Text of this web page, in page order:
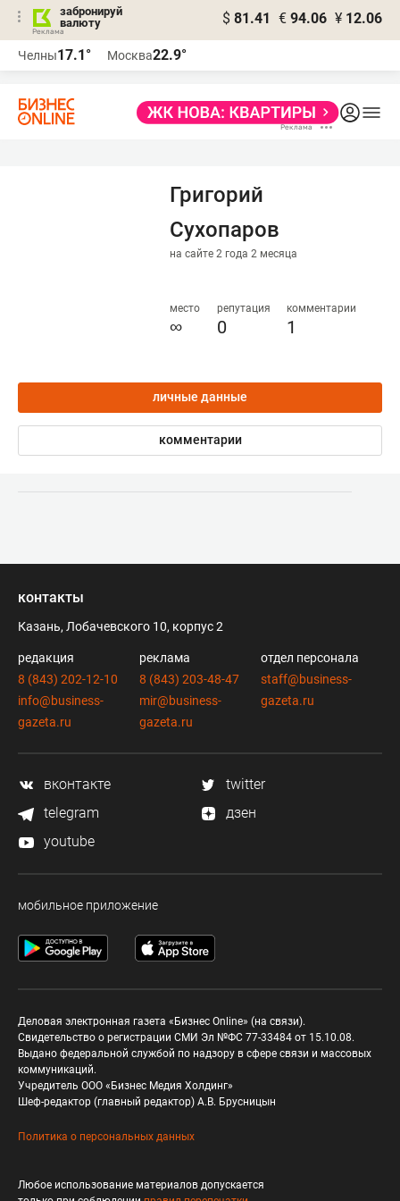
забронируй
валюту
$ 81.41 € 94.06 ¥ 12.06
Челны17.1° Москва22.9°
Григорий
Сухопаров
на сайте 2 года 2 месяца
место
∞
репутация
0
комментарии
1
личные данные
комментарии
контакты
Казань, Лобачевского 10, корпус 2
редакция
8 (843) 202-12-10
info@business-
gazeta.ru
реклама
8 (843) 203-48-47
mir@business-
gazeta.ru
отдел персонала
staff@business-
gazeta.ru
вконтакте
twitter
telegram
дзен
youtube
мобильное приложение
Деловая электронная газета «Бизнес Online» (на связи).
Свидетельство о регистрации СМИ Эл №ФС 77-33484 от 15.10.08.
Выдано федеральной службой по надзору в сфере связи и массовых
коммуникаций.
Учредитель ООО «Бизнес Медия Холдинг»
Шеф-редактор (главный редактор) А.В. Брусницын
Политика о персональных данных
Любое использование материалов допускается